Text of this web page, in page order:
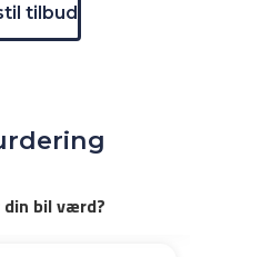
tilbud